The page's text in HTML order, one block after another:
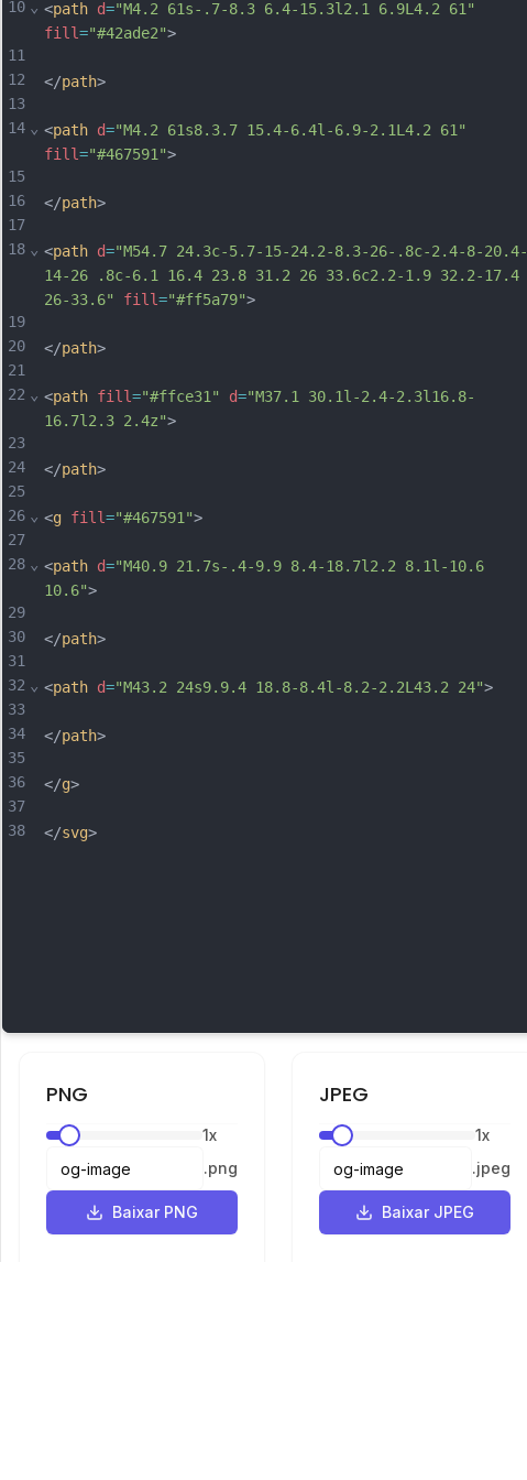
10
11
12
13
14
15
16
17
18
19
20
21
22
23
24
25
26
27
28
29
30
31
32
33
34
35
36
37
38
⌄
⌄
⌄
⌄
⌄
⌄
⌄
<path d="M4.2 61s-.7-8.3 6.4-15.3l2.1 6.9L4.2 61"
fill="#42ade2">
</path>
<path d="M4.2 61s8.3.7 15.4-6.4l-6.9-2.1L4.2 61"
fill="#467591">
</path>
<path d="M54.7 24.3c-5.7-15-24.2-8.3-26-.8c-2.4-8-20.4-
14-26 .8c-6.1 16.4 23.8 31.2 26 33.6c2.2-1.9 32.2-17.4
26-33.6"
fill="#ff5a79">
</path>
<path fill="#ffce31" d="M37.1 30.1l-2.4-2.3l16.8-
16.7l2.3 2.4z">
</path>
<g fill="#467591">
<path d="M40.9 21.7s-.4-9.9 8.4-18.7l2.2 8.1l-10.6
10.6">
</path>
<path d="M43.2 24s9.9.4 18.8-8.4l-8.2-2.2L43.2 24">
</path>
</g>
</svg>
PNG
1x
.png
Baixar PNG
JPEG
1x
.jpeg
Baixar JPEG